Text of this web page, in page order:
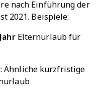
nach Einführung der
2021. Beispiele:
Elternurlaub für
: Ähnliche kurzfristige